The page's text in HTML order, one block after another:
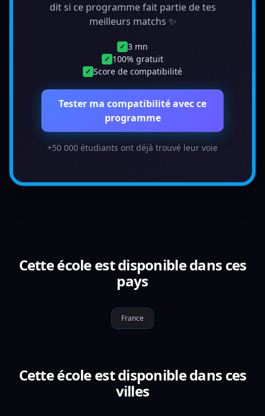
dit si ce programme fait partie de tes
meilleurs matchs ✨
✓ 3 mn
✓ 100% gratuit
✓ Score de compatibilité
Tester ma compatibilité avec ce
programme
+50 000 étudiants ont déjà trouvé leur voie
Cette école est disponible dans ces
pays
France
Cette école est disponible dans ces
villes